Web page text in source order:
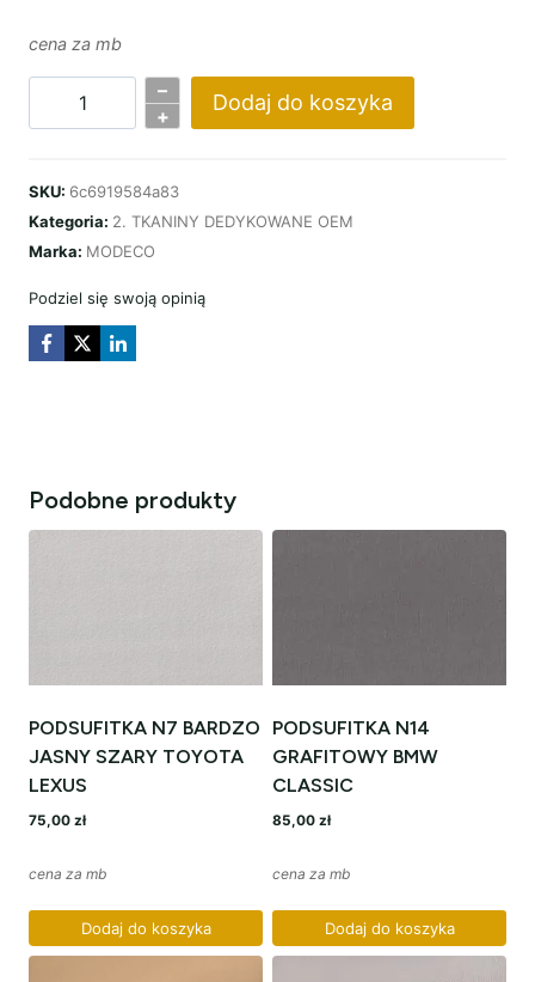
cena za mb
JASNY
BEŻOWY
VOLVO
–
+
Dodaj do koszyka
SKU: 6c6919584a83
Kategoria: 2. TKANINY DEDYKOWANE OEM
Marka: MODECO
Podziel się swoją opinią
Podobne produkty
PODSUFITKA N7 BARDZO
JASNY SZARY TOYOTA
LEXUS
75,00 zł
cena za mb
Dodaj do koszyka
PODSUFITKA N14
GRAFITOWY BMW
CLASSIC
85,00 zł
cena za mb
Dodaj do koszyka